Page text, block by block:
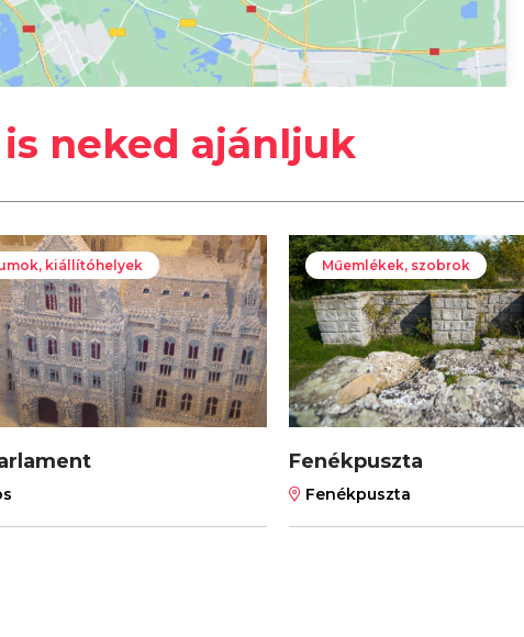
neked ajánljuk
kiállítóhelyek Műemlékek, szobrok
Fenékpuszta
Fenékpuszta